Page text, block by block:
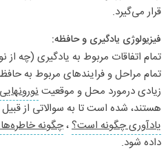
قرار می‌گیرد.
فیزیولوژی یادگیری و حافظه:
تمام اتفاقات مربوط به یادگیری (چه
تمام مراحل و فرایندهای مربوط به
زیادی درمورد محل و موقعیتنورونهایی
هستند، شده است تا به سوالاتی از
یادآوری چگونه است؟،چگونه
داده شود.